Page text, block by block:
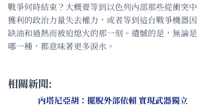
戰爭何時結束？大概要等到以色列內部那些從衝突中
獲利的政治力量失去權力，或者等到這台戰爭機器因
缺油和過熱而被迫熄火的那一刻。遺憾的是，無論是
哪一種，都意味著更多淚水。
相關新聞:
內塔尼亞胡：擺脫外部依賴 實現武器獨立